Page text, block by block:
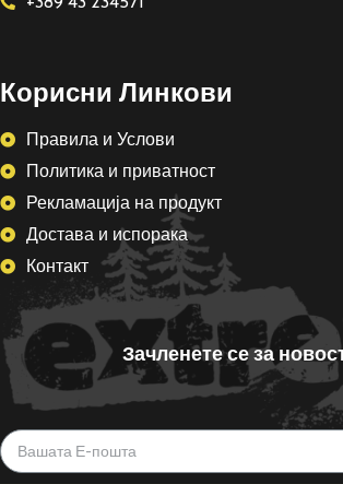
Корисни Линкови
Правила и Услови
Политика и приватност
Рекламација на продукт
Достава и испорака
Контакт
Зачленете се за